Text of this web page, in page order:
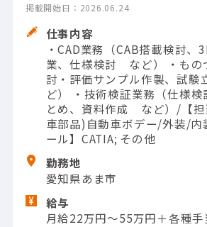
掲載開始日：2026.06.24
仕事内容
・CAD業務（CAB搭載検討、
業、仕様検討 など） ・もの
討・評価サンプル作製、試
ど） ・技術検証業務（仕様
とめ、資料作成 など）/【担
車部品)自動車ボデー/外装/内
ール】CATIA; その他
勤務地
愛知県あま市
給与
月給22万円～55万円＋各種